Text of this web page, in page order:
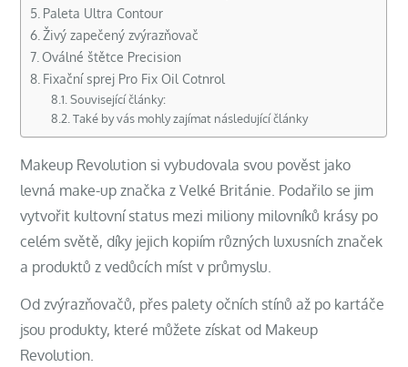
Paleta Ultra Contour
Živý zapečený zvýrazňovač
Oválné štětce Precision
Fixační sprej Pro Fix Oil Cotnrol
Související články:
Také by vás mohly zajímat následující články
Makeup Revolution si vybudovala svou pověst jako
levná make-up značka z Velké Británie. Podařilo se jim
vytvořit kultovní status mezi miliony milovníků krásy po
celém světě, díky jejich kopiím různých luxusních značek
a produktů z vedůcích míst v průmyslu.
Od zvýrazňovačů, přes palety očních stínů až po kartáče
jsou produkty, které můžete získat od Makeup
Revolution.